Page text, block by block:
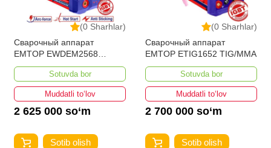
(0 Sharhlar)
Сварочный аппарат
EMTOP EWDEM2568
MMA/TIG Lift
Sotuvda bor
Muddatli to‘lov
2 625 000 so‘m
Sotib olish
(0 Sharhlar)
Сварочный аппарат
EMTOP ETIG1652 TIG/MMA
Sotuvda bor
Muddatli to‘lov
2 700 000 so‘m
Sotib olish